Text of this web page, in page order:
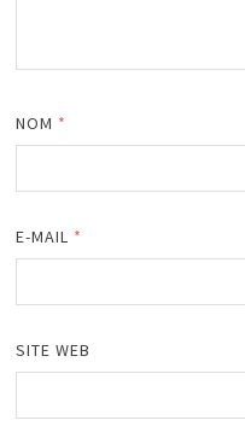
NOM *
E-MAIL *
SITE WEB